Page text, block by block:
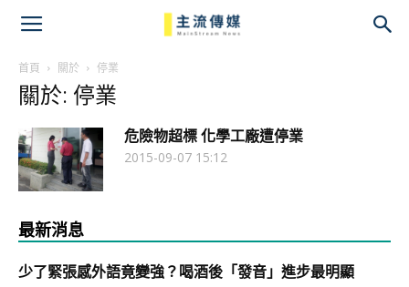
首頁 關於 停業
關於: 停業
危險物超標 化學工廠遭停業
2015-09-07 15:12
最新消息
少了緊張感外語竟變強？喝酒後「發音」進步最明顯